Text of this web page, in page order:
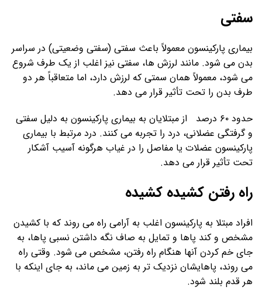
سفتی
بیماری پارکینسون معمولاً باعث سفتی (سفتی وضعیتی) در سراسر
بدن می شود. مانند لرزش ها، سفتی نیز اغلب از یک طرف شروع
می شود، معمولاً همان سمتی که لرزش دارد، اما متعاقباً هر دو
طرف بدن را تحت تأثیر قرار می دهد.
حدود ۶۰ درصد از مبتلایان به بیماری پارکینسون به دلیل سفتی
و گرفتگی عضلانی، درد را تجربه می کنند. درد مرتبط با بیماری
پارکینسون عضلات یا مفاصل را در غیاب هرگونه آسیب آشکار
تحت تأثیر قرار می دهد.
راه رفتن کشیده کشیده
افراد مبتلا به پارکینسون اغلب به آرامی راه می روند که با کشیدن
مشخص و کند پاها و تمایل به صاف نگه داشتن نسبی پاها، به
جای خم کردن آنها هنگام راه رفتن، مشخص می شود. وقتی راه
می روند، پاهایشان نزدیک تر به زمین می ماند، به جای اینکه با
هر قدم بلند شود.